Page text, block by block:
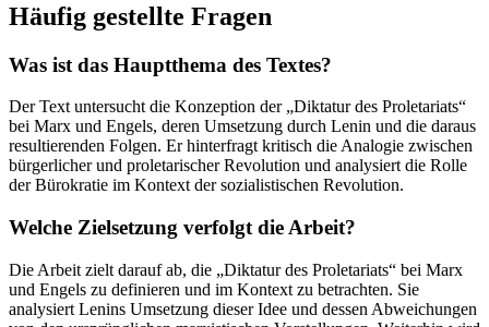
Häufig gestellte Fragen
Was ist das Hauptthema des Textes?
Der Text untersucht die Konzeption der „Diktatur des Proletariats“
bei Marx und Engels, deren Umsetzung durch Lenin und die daraus
resultierenden Folgen. Er hinterfragt kritisch die Analogie zwischen
bürgerlicher und proletarischer Revolution und analysiert die Rolle
der Bürokratie im Kontext der sozialistischen Revolution.
Welche Zielsetzung verfolgt die Arbeit?
Die Arbeit zielt darauf ab, die „Diktatur des Proletariats“ bei Marx
und Engels zu definieren und im Kontext zu betrachten. Sie
analysiert Lenins Umsetzung dieser Idee und dessen Abweichungen